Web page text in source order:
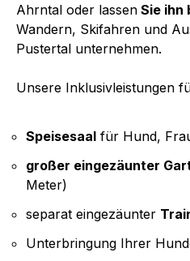
Ahrntal oder lassen Sie ihn
Wandern, Skifahren und
Pustertal unternehmen.
Unsere Inklusivleistungen
Speisesaal für Hund,
großer eingezäunter
Meter)
separat eingezäunter
Unterbringung Ihrer